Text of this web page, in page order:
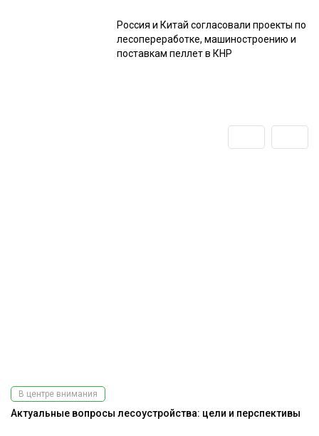
Россия и Китай согласовали проекты по
лесопереработке, машиностроению и
поставкам пеллет в КНР
В центре внимания
Актуальные вопросы лесоустройства: цели и перспективы